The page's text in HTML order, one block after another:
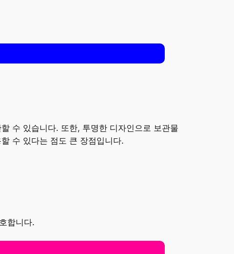
수 있습니다. 또한, 투명한 디자인으로 보관물
수 있다는 점도 큰 장점입니다.
합니다.